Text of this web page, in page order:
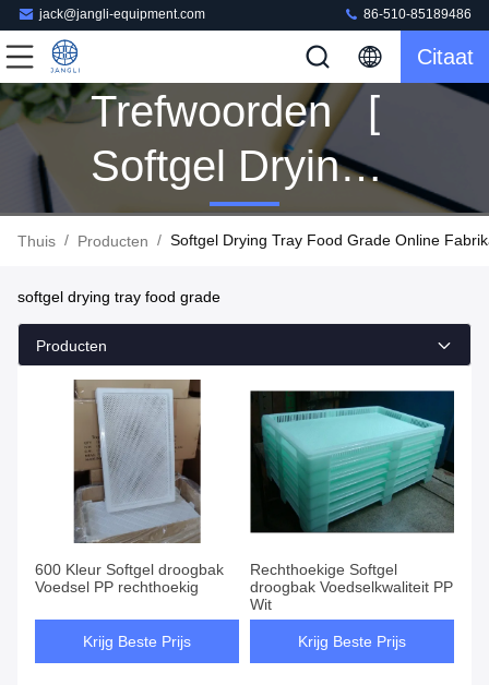
jack@jangli-equipment.com 86-510-85189486
Citaat
Trefwoorden [
Softgel Drying
Tray Food
Overeenkomen
13 Producten
Thuis / Producten / Softgel Drying Tray Food Grade Online
softgel drying tray food grade
Producten
600 Kleur Softgel droogbak
Voedsel PP rechthoekig
Krijg Beste Prijs
Rechthoekige Softgel
droogbak Voedselkwaliteit PP
Wit
Krijg Beste Prijs